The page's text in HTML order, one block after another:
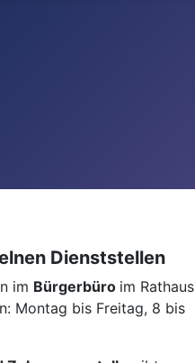
Dienststellen
im Bürgerbüro im Rathaus
Montag bis Freitag, 8 bis